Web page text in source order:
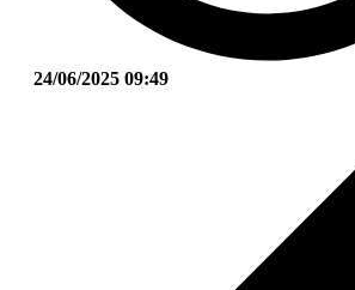
24/06/2025 09:49